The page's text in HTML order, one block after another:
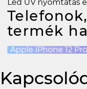
Led UV nyomtatás
termék
Apple iPhone 12 Pro